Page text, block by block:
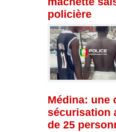
policière
Médina: une
sécurisation
de 25